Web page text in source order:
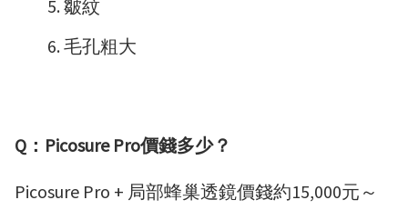
皺紋
毛孔粗大
Q：Picosure Pro價錢多少？
Picosure Pro + 局部蜂巢透鏡價錢約15,000元～